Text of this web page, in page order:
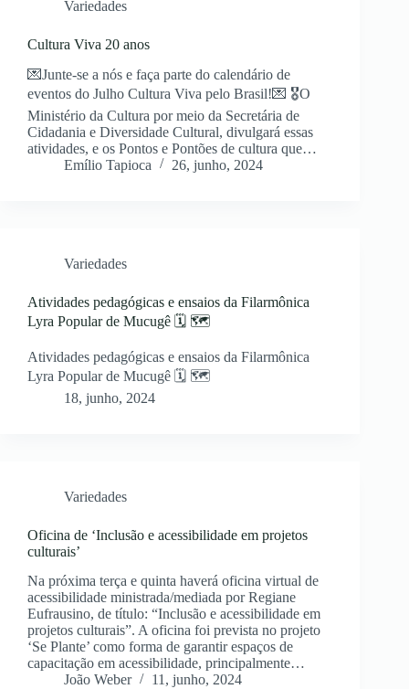
Variedades
Cultura Viva 20 anos
💌Junte-se a nós e faça parte do calendário de
eventos do Julho Cultura Viva pelo Brasil!💌 🎖️O
Ministério da Cultura por meio da Secretária de
Cidadania e Diversidade Cultural, divulgará essas
atividades, e os Pontos e Pontões de cultura que…
Emílio Tapioca
26, junho, 2024
Variedades
Atividades pedagógicas e ensaios da Filarmônica
Lyra Popular de Mucugê 🗓 🗺
Atividades pedagógicas e ensaios da Filarmônica
Lyra Popular de Mucugê 🗓 🗺
18, junho, 2024
Variedades
Oficina de ‘Inclusão e acessibilidade em projetos
culturais’
Na próxima terça e quinta haverá oficina virtual de
acessibilidade ministrada/mediada por Regiane
Eufrausino, de título: “Inclusão e acessibilidade em
projetos culturais”. A oficina foi prevista no projeto
‘Se Plante’ como forma de garantir espaços de
capacitação em acessibilidade, principalmente…
João Weber
11, junho, 2024